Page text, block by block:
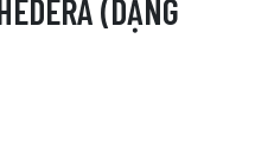
(DẠNG